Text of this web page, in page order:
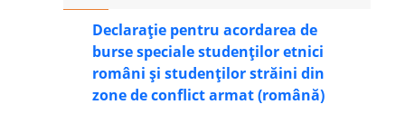
Declarație pentru acordarea de
burse speciale studenților etnici
români și studenților străini din
zone de conflict armat (română)